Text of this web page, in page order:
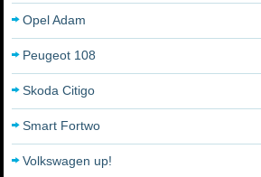
Opel Adam
Peugeot 108
Skoda Citigo
Smart Fortwo
Volkswagen up!